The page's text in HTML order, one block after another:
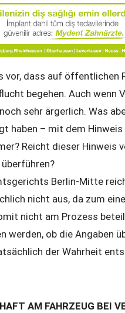
vor, dass auf öffentlichen
begehen. Auch
sehr ärgerlich. Was
haben – mit dem
Reicht dieser Hinweis
Berlin-Mitte
nicht aus, da zum
nicht am Prozess
werden, ob die Angaben
der Wahrheit
AM FAHRZEUG BEI
sınırında